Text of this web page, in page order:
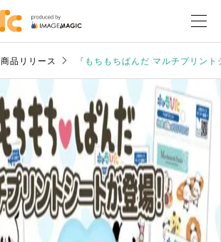
商品リリース 『もちもちぱんだ マルチプリン